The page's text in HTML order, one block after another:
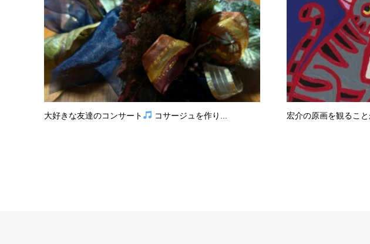
大好きな友達のコンサート コサージュを作り... 宏介の原画を観るこ